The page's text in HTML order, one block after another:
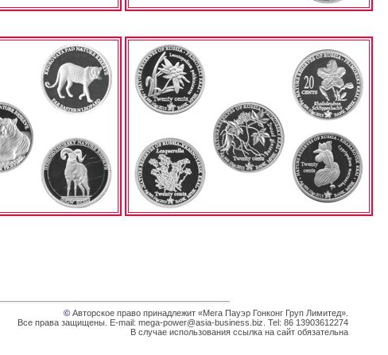
© Авторское право принадлежит «Мега Пауэр Гонконг Груп Лимитед».
Все права защищены. E-mail: mega-power@asia-business.biz. Tel: 86 13903612274
В случае использования ссылка на сайт обязательна